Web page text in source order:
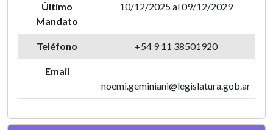
Último
Mandato
10/12/2025 al 09/12/2029
Teléfono +54 9 11 38501920
Email
noemi.geminiani@legislatura.gob.ar